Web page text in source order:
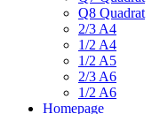
Q8 Quadrat
2/3 A4
1/2 A4
1/2 A5
2/3 A6
1/2 A6
Homepage